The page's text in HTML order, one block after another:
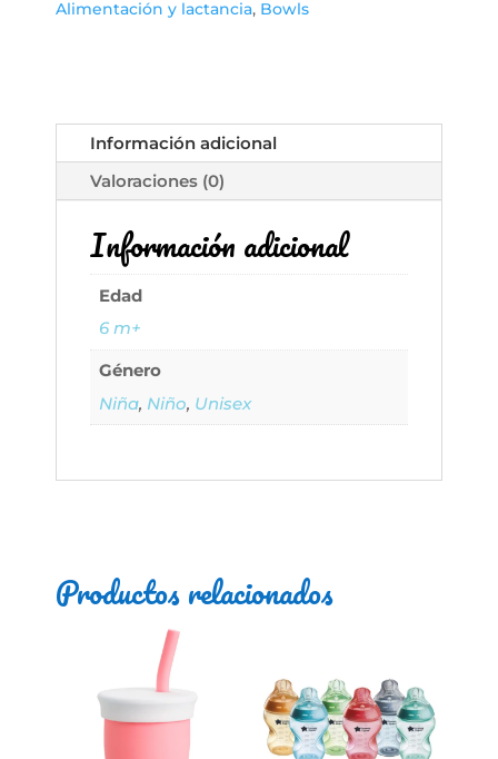
Tapas
de
Silicona
WeeSprout
cantidad
Alimentación y lactancia, Bowls
Información adicional
Valoraciones (0)
Información adicional
Edad
6 m+
Género
Niña, Niño, Unisex
Productos relacionados